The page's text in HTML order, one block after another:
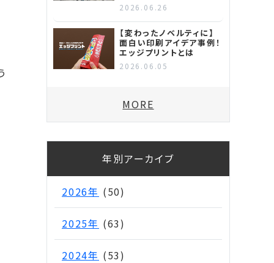
2026.06.26
【変わったノベルティに】
面白い印刷アイデア事例！
エッジプリントとは
2026.06.05
MORE
年別アーカイブ
2026年 (50)
2025年 (63)
2024年 (53)